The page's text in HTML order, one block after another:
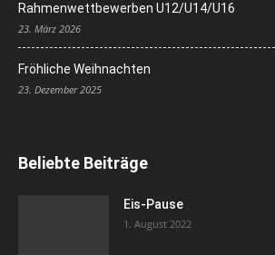
Rahmenwettbewerben U12/U14/U16
23. März 2026
Fröhliche Weihnachten
23. Dezember 2025
Beliebte Beiträge
Eis-Pause
1. August 2022